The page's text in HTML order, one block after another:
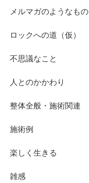
メルマガのようなもの
ロックへの道（仮）
不思議なこと
人とのかかわり
整体全般・施術関連
施術例
楽しく生きる
雑感